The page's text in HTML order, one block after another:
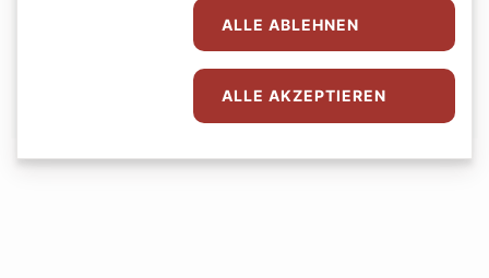
Alexander Wessely
ALLE ABLEHNEN
ALLE AKZEPTIEREN